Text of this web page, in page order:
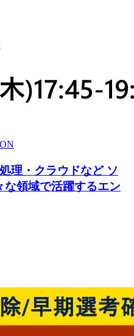
理・クラウドなど ソ
な領域で活躍するエン